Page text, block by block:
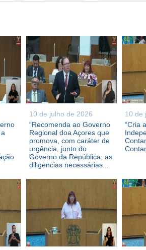
10 de julho de 2026
“Recomenda ao Governo
Regional doa Açores que
promova, com caráter de
urgência, junto do
Governo da República, as
diligencias necessárias...
10 de
“Cria